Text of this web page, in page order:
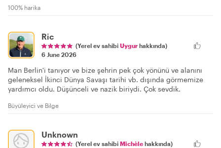
100% harika
Ric
(Yerel ev sahibi Uygur hakkında)
6 June 2026
Man Berlin'i tanıyor ve bize şehrin pek çok yönünü ve alanını
geleneksel İkinci Dünya Savaşı tarihi vb. dışında görmemize
yardımcı oldu. Düşünceli ve nazik biriydi. Çok sevdik.
Büyüleyici ve Bilge
Unknown
(Yerel ev sahibi Michèle hakkında)